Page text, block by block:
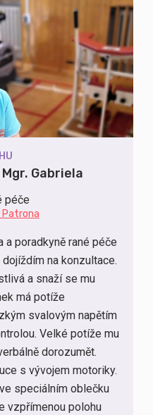
Gabriela
péče
poradkyně rané péče
na konzultace.
a snaží se mu
má potíže
svalovým napětím
Velké potíže mu
dorozumět.
s vývojem motoriky.
speciálním oblečku
vzpřímenou polohu